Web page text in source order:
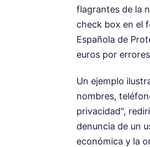
flagrantes de la
check box en el
Española de
euros por
Un ejemplo
nombres,
privacidad",
denuncia de un
económica y la